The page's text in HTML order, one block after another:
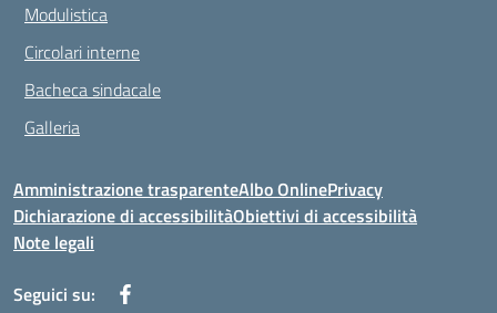
Modulistica
Circolari interne
Bacheca sindacale
Galleria
Amministrazione trasparenteAlbo OnlinePrivacy
Dichiarazione di accessibilitàObiettivi di accessibilità
Note legali
Seguici su: